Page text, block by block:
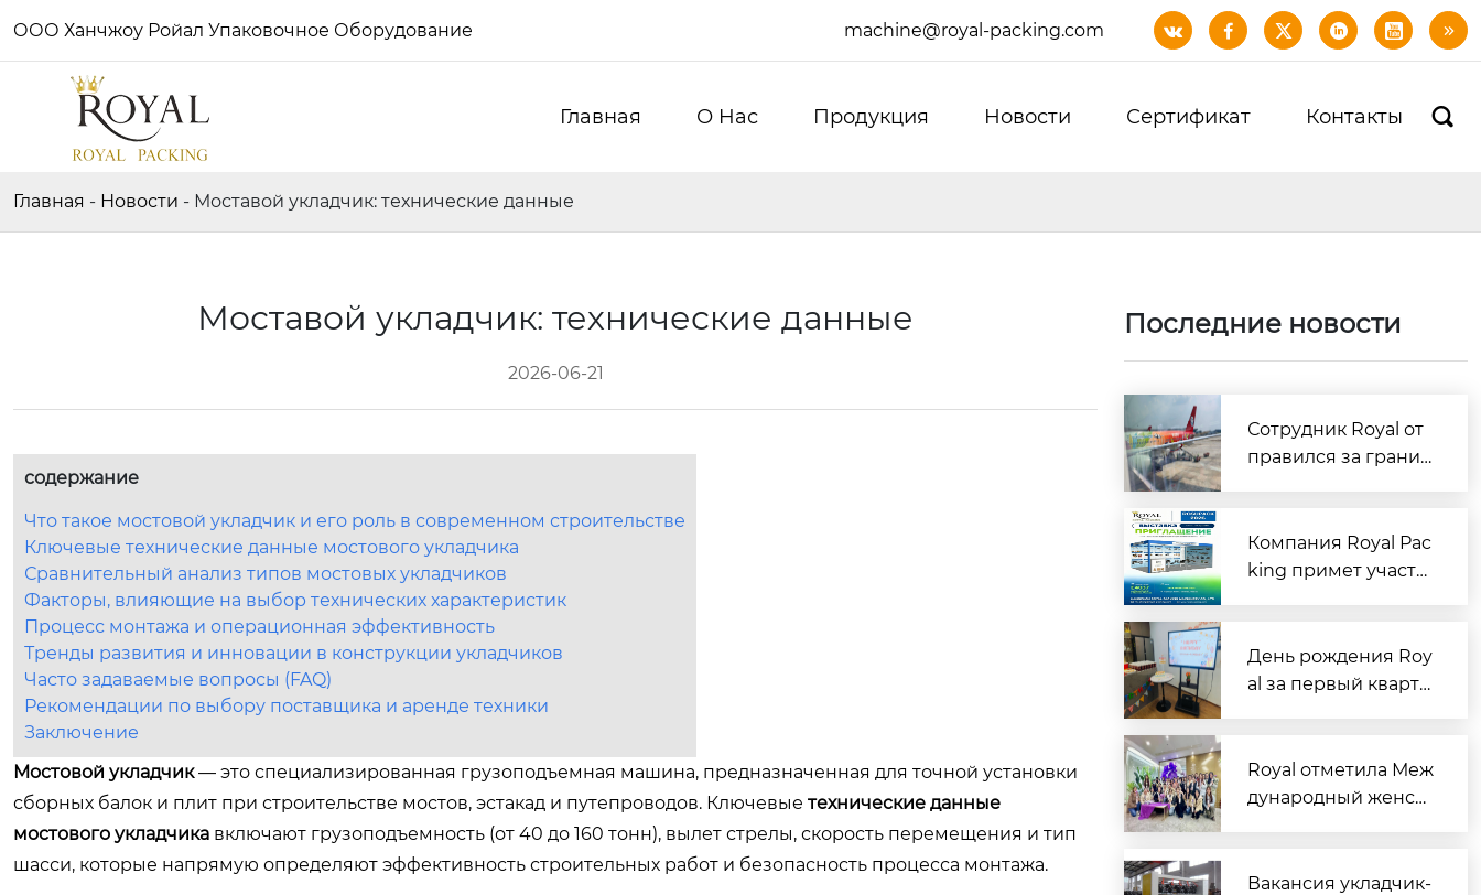
ООО Ханчжоу Ройал Упаковочное Оборудование machine@royal-packing.com      
Главная О Hас Продукция Новости Сертификат Контакты 
Главная - Новости - Моставой укладчик: технические данные
Моставой укладчик: технические данные
2026-06-21
содержание
Что такое мостовой укладчик и его роль в современном строительстве
Ключевые технические данные мостового укладчика
Сравнительный анализ типов мостовых укладчиков
Факторы, влияющие на выбор технических характеристик
Процесс монтажа и операционная эффективность
Тренды развития и инновации в конструкции укладчиков
Часто задаваемые вопросы (FAQ)
Рекомендации по выбору поставщика и аренде техники
Заключение
Мостовой укладчик— это специализированная грузоподъемная машина, предназначенная для точной установки
сборных балок и плит при строительстве мостов, эстакад и путепроводов. Ключевые технические данные
мостового укладчика включают грузоподъемность (от 40 до 160 тонн), вылет стрелы, скорость перемещения и тип
шасси, которые напрямую определяют эффективность строительных работ и безопасность процесса монтажа.
Последние новости
Сотрудник Royal от
правился за границ
бота помогла успеш
но выполнить задач
Компания Royal Pac
king примет участи
День рождения Roy
al за первый кварта
рдца каждого имен
инника
Royal отметила Меж
дународный женск
дниц
Вакансия укладчик-